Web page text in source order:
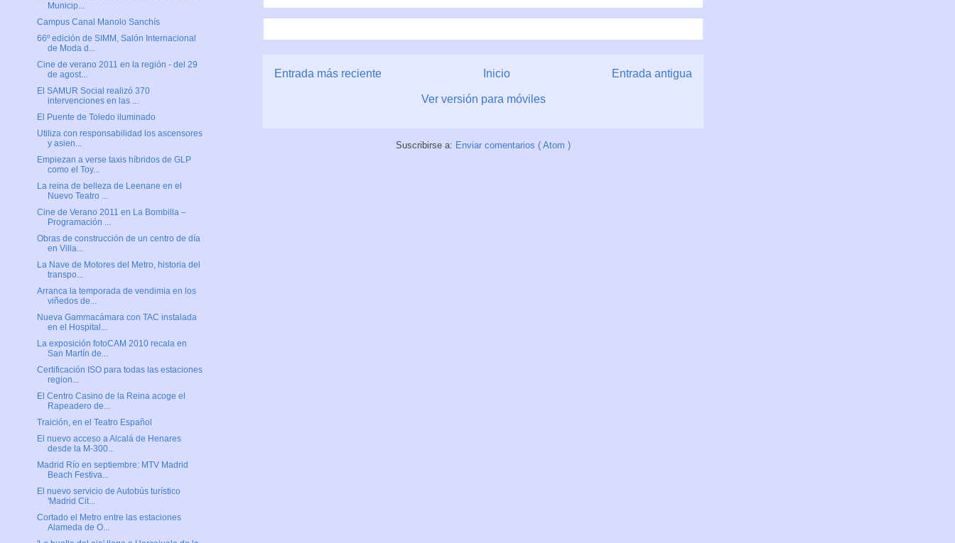
Entrada más reciente Entrada antigua
Inicio
Ver versión para móviles
Suscribirse a: Enviar comentarios ( Atom )
Municip...
Campus Canal Manolo Sanchís
66º edición de SIMM, Salón Internacional
de Moda d...
Cine de verano 2011 en la región - del 29
de agost...
El SAMUR Social realizó 370
intervenciones en las ...
El Puente de Toledo iluminado
Utiliza con responsabilidad los ascensores
y asien...
Empiezan a verse taxis híbridos de GLP
como el Toy...
La reina de belleza de Leenane en el
Nuevo Teatro ...
Cine de Verano 2011 en La Bombilla –
Programación ...
Obras de construcción de un centro de día
en Villa...
La Nave de Motores del Metro, historia del
transpo...
Arranca la temporada de vendimia en los
viñedos de...
Nueva Gammacámara con TAC instalada
en el Hospital...
La exposición fotoCAM 2010 recala en
San Martín de...
Certificación ISO para todas las estaciones
region...
El Centro Casino de la Reina acoge el
Rapeadero de...
Traición, en el Teatro Español
El nuevo acceso a Alcalá de Henares
desde la M-300...
Madrid Río en septiembre: MTV Madrid
Beach Festiva...
El nuevo servicio de Autobús turístico
'Madrid Cit...
Cortado el Metro entre las estaciones
Alameda de O...